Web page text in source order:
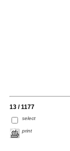
13 / 1177
select
print